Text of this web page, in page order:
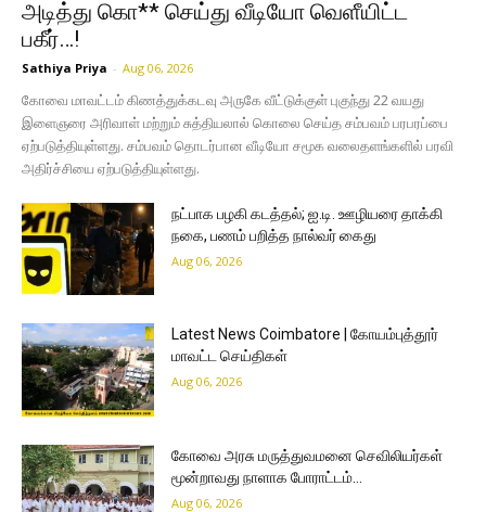
அடித்து கொ** செய்து வீடியோ வெளீயிட்ட
பகீர்…!
Sathiya Priya - Aug 06, 2026
கோவை மாவட்டம் கிணத்துக்கடவு அருகே வீட்டுக்குள் புகுந்து 22 வயது
இளைஞரை அரிவாள் மற்றும் சுத்தியலால் கொலை செய்த சம்பவம் பரபரப்பை
ஏற்படுத்தியுள்ளது. சம்பவம் தொடர்பான வீடியோ சமூக வலைதளங்களில் பரவி
அதிர்ச்சியை ஏற்படுத்தியுள்ளது.
நட்பாக பழகி கடத்தல்; ஐ.டி. ஊழியரை தாக்கி
நகை, பணம் பறித்த நால்வர் கைது
Aug 06, 2026
Latest News Coimbatore | கோயம்புத்தூர்
மாவட்ட செய்திகள்
Aug 06, 2026
கோவை அரசு மருத்துவமனை செவிலியர்கள்
மூன்றாவது நாளாக போராட்டம்…
Aug 06, 2026